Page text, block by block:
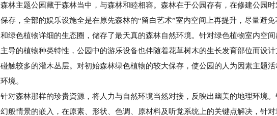
森林主题公园藏于森林当中，与森林和睦相容。森林在于公园存有，在修建公园
保存，全部的娱乐设施全是在原先森林的“留白艺术”室内空间上再提升，尽量避
和绿色植物详细的生态圈，储存了最天真的森林自然环境。针对绿色植物室内空
主导的植物种类特性，公园中的游乐设备也伴随着花草树木的生长发育部位而设
碰触较多的灌木丛层。对初始森林绿色植物的较大保存，使公园的人为因素主题
环境。
针对森林那样的珍贵資源，将人力与自然环境当然对接，反映出幽美的地理环境
幻般情景的嵌入，在原素、形状、色调、原材料及听觉系统上的关键点解决，针